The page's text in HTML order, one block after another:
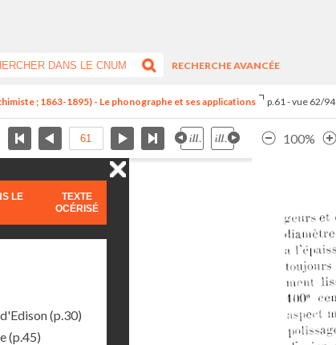
RECHERCHE AVANCÉE
; 1863-1895) - Le phonographe et ses applications p.61 - vue 62/94
100%
LE
TEXTE
OCÉRISÉ
(p.30)
(p.45)